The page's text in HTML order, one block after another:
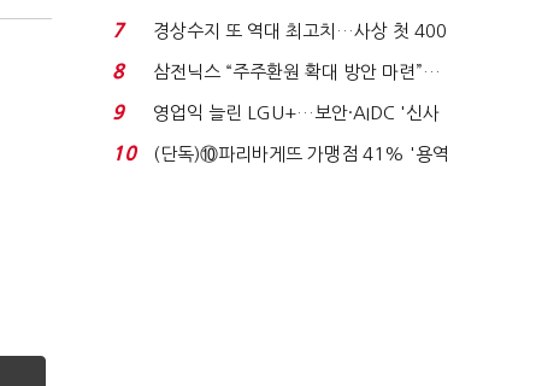
이스피싱 공시 ...
7
경상수지 또 역대 최고치…사상 첫 400
억달러에 '3% 성...
8
삼전닉스 “주주환원 확대 방안 마련”…
로이터에 성명...
9
영업익 늘린 LGU+…보안·AIDC '신사
업 드라이브'...
10
(단독)⑩파리바게뜨 가맹점 41% '용역